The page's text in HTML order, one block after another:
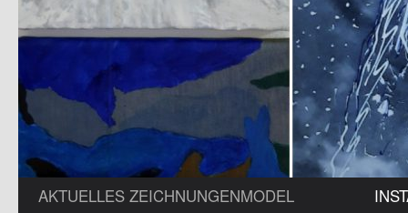
AKTUELLES ZEICHNUNGENMODEL